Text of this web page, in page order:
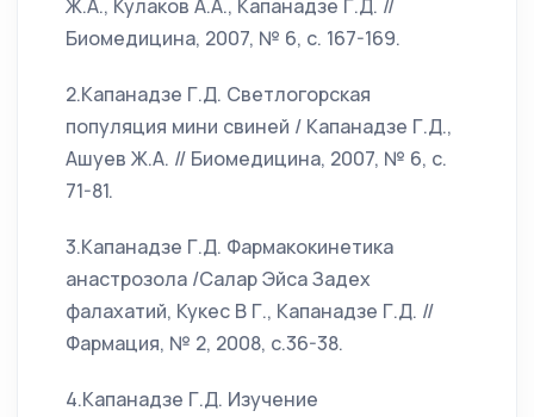
Ж.А., Кулаков А.А., Капанадзе Г.Д. //
Биомедицина, 2007, № 6, с. 167-169.
2.Капанадзе Г.Д. Светлогорская
популяция мини свиней / Капанадзе Г.Д.,
Ашуев Ж.А. // Биомедицина, 2007, № 6, с.
71-81.
3.Капанадзе Г.Д. Фармакокинетика
анастрозола /Салар Эйса Задех
фалахатий, Кукес В Г., Капанадзе Г.Д. //
Фармация, № 2, 2008, с.36-38.
4.Капанадзе Г.Д. Изучение